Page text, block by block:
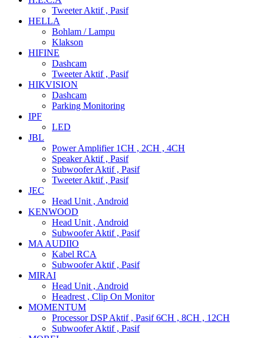
Tweeter Aktif , Pasif
HELLA
Bohlam / Lampu
Klakson
HIFINE
Dashcam
Tweeter Aktif , Pasif
HIKVISION
Dashcam
Parking Monitoring
IPF
LED
JBL
Power Amplifier 1CH , 2CH , 4CH
Speaker Aktif , Pasif
Subwoofer Aktif , Pasif
Tweeter Aktif , Pasif
JEC
Head Unit , Android
KENWOOD
Head Unit , Android
Subwoofer Aktif , Pasif
MA AUDIIO
Kabel RCA
Subwoofer Aktif , Pasif
MIRAI
Head Unit , Android
Headrest , Clip On Monitor
MOMENTUM
Processor DSP Aktif , Pasif 6CH , 8CH , 12CH
Subwoofer Aktif , Pasif